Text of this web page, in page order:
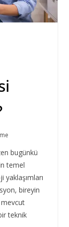
bugünkü
temel
bireyin
teknik